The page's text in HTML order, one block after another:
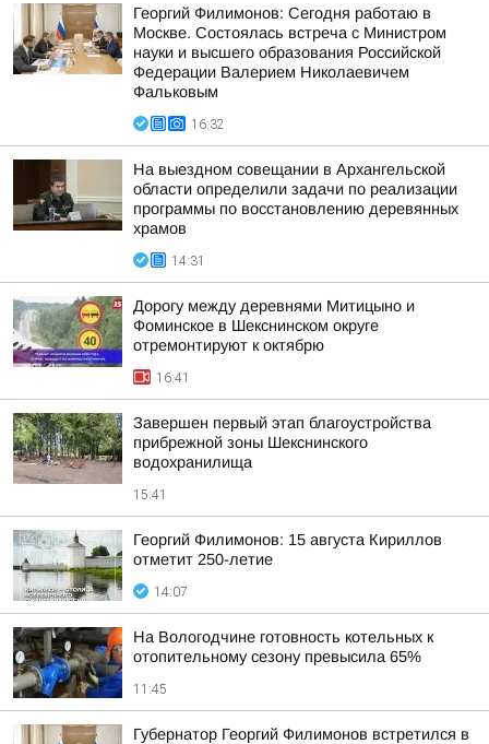
Георгий Филимонов: Сегодня работаю в
Москве. Состоялась встреча с Министром
науки и высшего образования Российской
Федерации Валерием Николаевичем
Фальковым
16:32
На выездном совещании в Архангельской
области определили задачи по реализации
программы по восстановлению деревянных
храмов
14:31
Дорогу между деревнями Митицыно и
Фоминское в Шекснинском округе
отремонтируют к октябрю
16:41
Завершен первый этап благоустройства
прибрежной зоны Шекснинского
водохранилища
15:41
Георгий Филимонов: 15 августа Кириллов
отметит 250-летие
14:07
На Вологодчине готовность котельных к
отопительному сезону превысила 65%
11:45
Губернатор Георгий Филимонов встретился в